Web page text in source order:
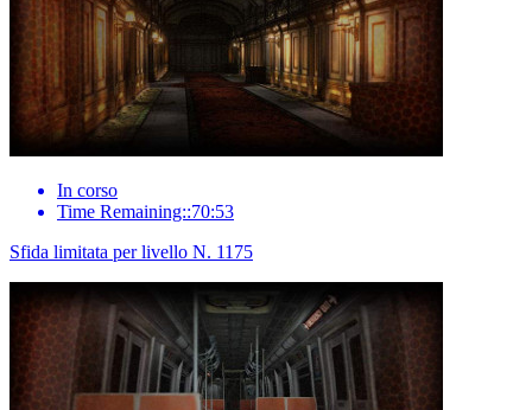
In corso
Time Remaining::70:53
Sfida limitata per livello N. 1175